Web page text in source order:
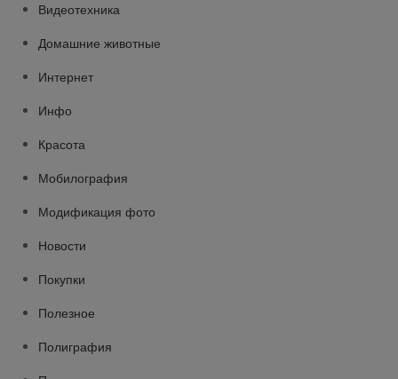
Видеотехника
Домашние животные
Интернет
Инфо
Красота
Мобилография
Модификация фото
Новости
Покупки
Полезное
Полиграфия